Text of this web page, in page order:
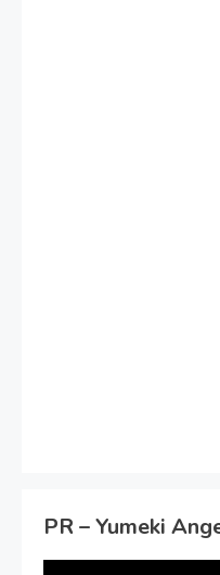
PR – Yumeki